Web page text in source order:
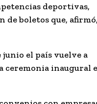
deportivas,
boletos que,
junio el país vuelve a
ceremonia inaugural